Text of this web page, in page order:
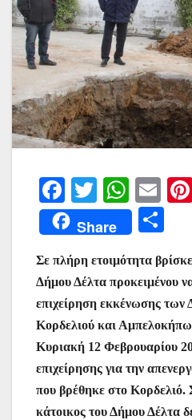
F
a
c
e
b
o
o
k
T
w
itt
er
W
h
at
s
A
p
p
E
m
ai
l
Share
ρ
α
σ
τε
ίτ
ε
Σε πλήρη ετοιμότητα
Δήμου Δέλτα προκειμένου
επιχείρηση εκκένωσης των
Κορδελιού και
Κυριακή 12 Φεβρουαρίου
επιχείρησης για την
που βρέθηκε στο Κορδελιό.
κάτοικος του Δήμου Δέλτα